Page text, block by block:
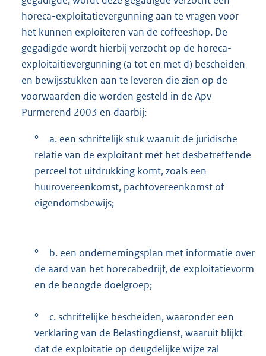
horeca-exploitatievergunning aan te vragen voor
het kunnen exploiteren van de coffeeshop. De
gegadigde wordt hierbij verzocht op de horeca-
exploitaitievergunning (a tot en met d) bescheiden
en bewijsstukken aan te leveren die zien op de
voorwaarden die worden gesteld in de Apv
Purmerend 2003 en daarbij:
°
a. een schriftelijk stuk waaruit de juridische
relatie van de exploitant met het desbetreffende
perceel tot uitdrukking komt, zoals een
huurovereenkomst, pachtovereenkomst of
eigendomsbewijs;
°
b. een ondernemingsplan met informatie over
de aard van het horecabedrijf, de exploitatievorm
en de beoogde doelgroep;
°
c. schriftelijke bescheiden, waaronder een
verklaring van de Belastingdienst, waaruit blijkt
dat de exploitatie op deugdelijke wijze zal